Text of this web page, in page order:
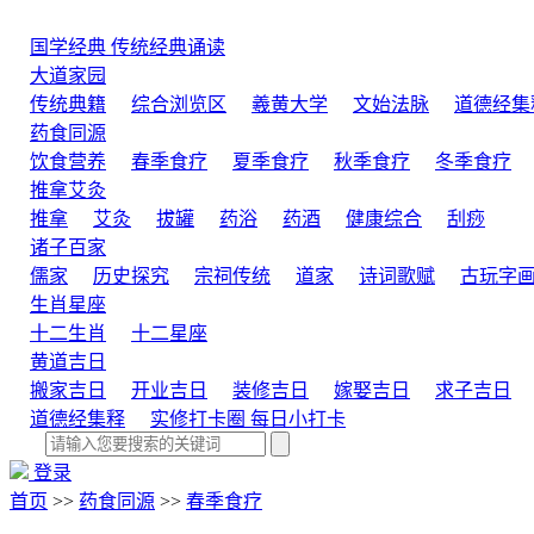
国学经典 传统经典诵读
大道家园
传统典籍
综合浏览区 羲黄大学 文始法脉
道德经集
药食同源
饮食营养
春季食疗 夏季食疗 秋季食疗 冬季食疗
推拿艾灸
推拿
艾灸 拔罐 药浴 药酒 健康综合
刮痧
诸子百家
儒家
历史探究 宗祠传统 道家 诗词歌赋 古玩字画
生肖星座
十二生肖
十二星座
黄道吉日
搬家吉日
开业吉日 装修吉日 嫁娶吉日
求子吉日
道德经集释
实修打卡圈 每日小打卡
登录
首页 >> 药食同源 >> 春季食疗